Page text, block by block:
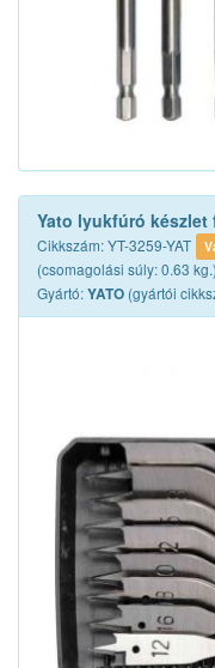
Yato lyukfúró készlet
Cikkszám: YT-3259-YAT
(csomagolási súly: 0.63 kg.)
Gyártó:YATO (gyártói